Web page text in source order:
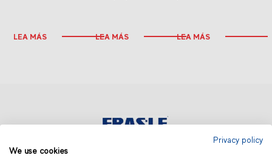
LEA MÁS LEA MÁS LEA MÁS
Privacy policy
We use cookies